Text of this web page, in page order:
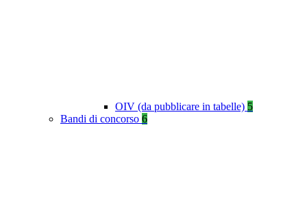
OIV (da pubblicare in tabelle) 5
Bandi di concorso 6